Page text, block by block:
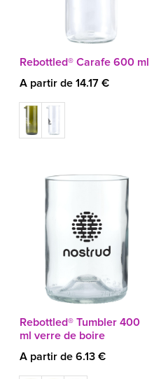
Rebottled® Carafe 600 ml
A partir de 14.17 €
Rebottled® Tumbler 400
ml verre de boire
A partir de 6.13 €